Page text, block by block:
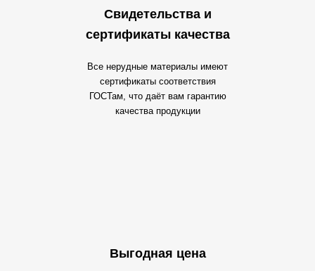
Свидетельства и
сертификаты качества
Все нерудные материалы имеют
сертификаты соответствия
ГОСТам, что даёт вам гарантию
качества продукции
Выгодная цена